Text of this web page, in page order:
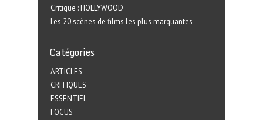
Critique : HOLLYWOOD
Les 20 scènes de films les plus marquantes
Catégories
ARTICLES
CRITIQUES
ESSENTIEL
FOCUS